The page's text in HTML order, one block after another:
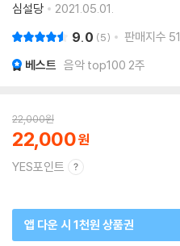
심설당
2021.05.01.
9.0 5 판매지수
베스트 음악 top100 2주
22,000원
22,000
YES포인트
앱 다운 시 1천원 상품권